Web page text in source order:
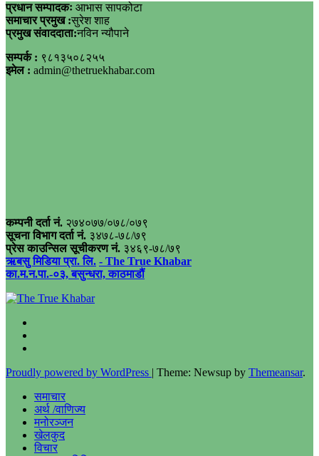
प्रधान सम्पादकः आभास सापकोटा
समाचार प्रमुख :सुरेश शाह
प्रमुख संवाददाता:नविन न्यौपाने
सम्पर्क : ९८१३५०८२५५
इमेल : admin@thetruekhabar.com
कम्पनी दर्ता नं. २७४०७७/०७८/०७९
सूचना विभाग दर्ता नं. ३४७८-७८/७९
प्रेस काउन्सिल सूचीकरण नं. ३४६९-७८/७९
ऋबसु मिडिया प्रा. लि. - The True Khabar
का.म.न.पा.-०३, बसुन्धरा, काठमाडौं
Proudly powered by WordPress | Theme: Newsup by Themeansar.
समाचार
अर्थ /वाणिज्य
मनोरञ्जन
खेलकुद
विचार